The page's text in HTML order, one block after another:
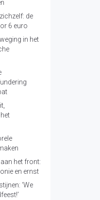
de
6 euro
in het
het front:
en ernst
‘We